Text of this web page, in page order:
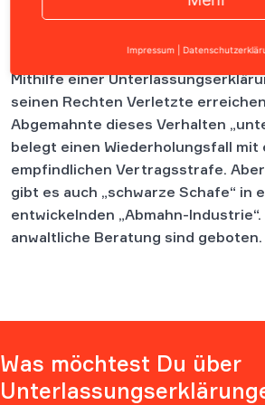
Vor allem im Urheber-,
Mittel, um sich gegen
Mithilfe einer
seinen Rechten Verletzte
Abgemahnte dieses Verhalten
belegt einen Wiederholungsfall mit
empfindlichen Vertragsstrafe.
gibt es auch „schwarze Schafe“ in
entwickelnden „Abmahn-
anwaltliche Beratung sind geboten.
Was möchtest Du über
Impressum